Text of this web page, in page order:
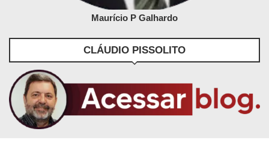
Maurício P Galhardo
CLÁUDIO PISSOLITO